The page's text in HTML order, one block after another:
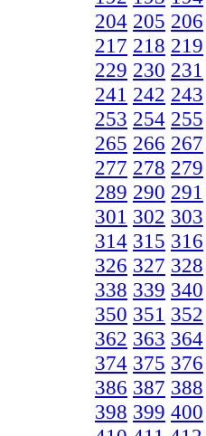
204 205 206
217 218 219
229 230 231
241 242 243
253 254 255
265 266 267
277 278 279
289 290 291
301 302 303
314 315 316
326 327 328
338 339 340
350 351 352
362 363 364
374 375 376
386 387 388
398 399 400